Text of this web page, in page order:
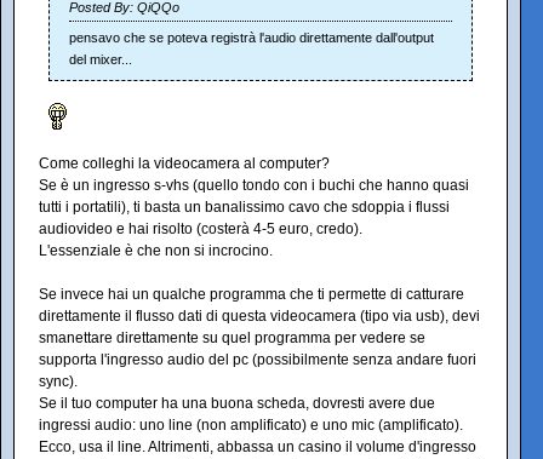
Posted By: QiQQo
pensavo che se poteva registrà l'audio direttamente dall'output
del mixer...
Come colleghi la videocamera al computer?
Se è un ingresso s-vhs (quello tondo con i buchi che hanno quasi
tutti i portatili), ti basta un banalissimo cavo che sdoppia i flussi
audiovideo e hai risolto (costerà 4-5 euro, credo).
L'essenziale è che non si incrocino.
Se invece hai un qualche programma che ti permette di catturare
direttamente il flusso dati di questa videocamera (tipo via usb), devi
smanettare direttamente su quel programma per vedere se
supporta l'ingresso audio del pc (possibilmente senza andare fuori
sync).
Se il tuo computer ha una buona scheda, dovresti avere due
ingressi audio: uno line (non amplificato) e uno mic (amplificato).
Ecco, usa il line. Altrimenti, abbassa un casino il volume d'ingresso